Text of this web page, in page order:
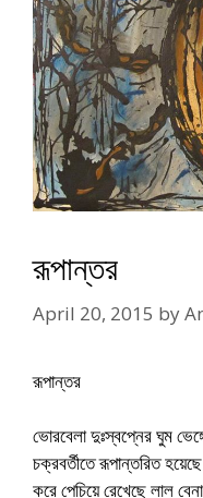
রূপান্তর
April 20, 2015 by
রূপান্তর
ভোরবেলা দুঃস্বপ্নের ঘুম
চক্রবর্তীতে রূপান্তরিত
করে পেচিয়ে রেখেছে লাল